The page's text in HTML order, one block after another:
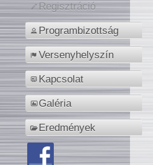
Regisztráció
Programbizottság
Versenyhelyszín
Kapcsolat
Galéria
Eredmények